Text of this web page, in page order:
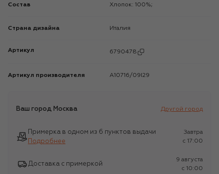
Состав Хлопок: 100%;
Страна дизайна Италия
Артикул 6790478
Артикул производителя A10716/09I29
Ваш город Москва Другой город
Примерка в одном из 6 пунктов выдачи
Подробнее
Завтра
c 17:00
Доставка с примеркой
9 августа
c 10:00